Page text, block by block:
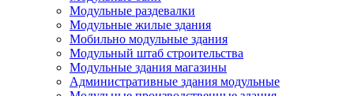
Модульные раздевалки
Модульные жилые здания
Мобильно модульные здания
Модульный штаб строительства
Модульные здания магазины
Административные здания модульные